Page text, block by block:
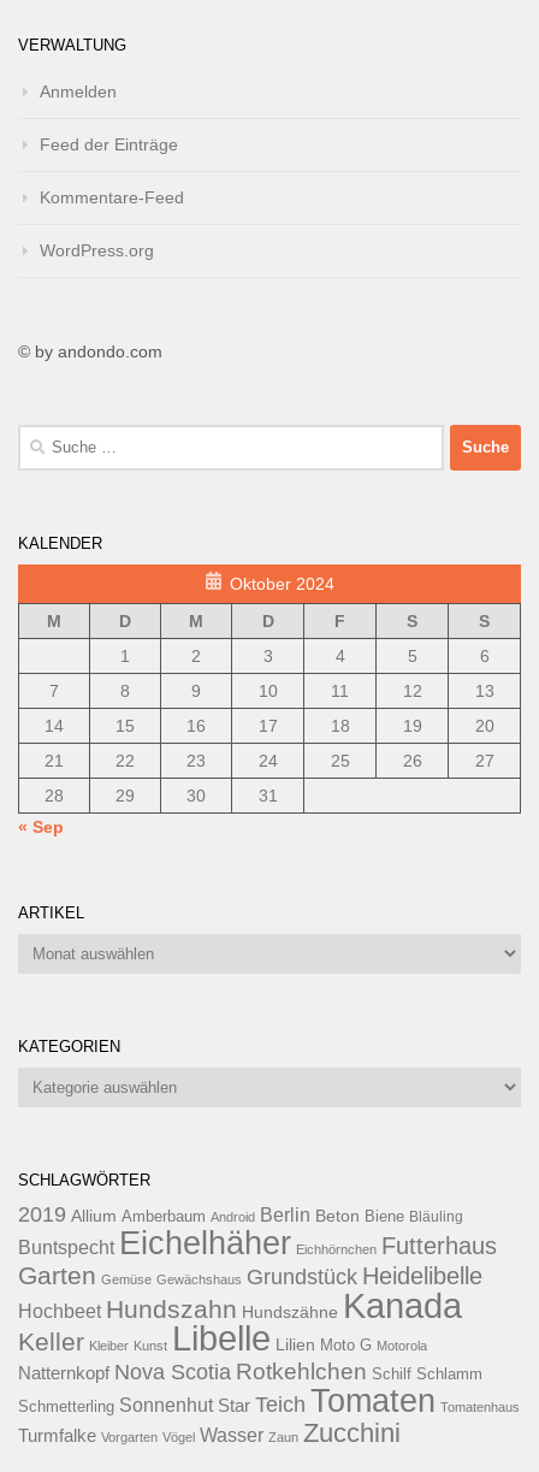
VERWALTUNG
Anmelden
Feed der Einträge
Kommentare-Feed
WordPress.org
© by andondo.com
Suche
KALENDER
Oktober 2024
M
D M D F S
S
1
2 3 4 5
6
7
8 9 10 11 12
13
14
15 16 17 18 19
20
21
22 23 24 25 26
27
28
29 30
31
« Sep
ARTIKEL
Artikel
KATEGORIEN
Kategorien
SCHLAGWÖRTER
2019 Allium Amberbaum Android Berlin Beton Biene Bläuling
Buntspecht Eichelhäher Eichhörnchen Futterhaus
Garten Gemüse Gewächshaus Grundstück Heidelibelle
Hochbeet Hundszahn Hundszähne Kanada
Keller Kleiber Kunst Libelle Lilien Moto G Motorola
Natternkopf Nova Scotia Rotkehlchen Schilf Schlamm
Schmetterling Sonnenhut Star Teich Tomaten Tomatenhaus
Turmfalke Vorgarten Vögel Wasser Zaun Zucchini